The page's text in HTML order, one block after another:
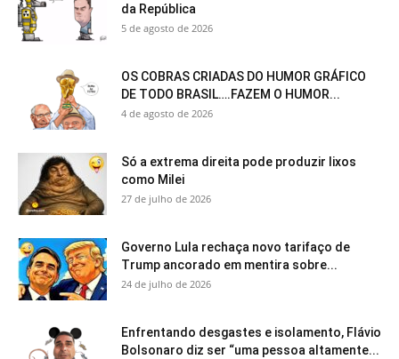
da República
5 de agosto de 2026
OS COBRAS CRIADAS DO HUMOR GRÁFICO
DE TODO BRASIL….FAZEM O HUMOR...
4 de agosto de 2026
Só a extrema direita pode produzir lixos
como Milei
27 de julho de 2026
Governo Lula rechaça novo tarifaço de
Trump ancorado em mentira sobre...
24 de julho de 2026
Enfrentando desgastes e isolamento, Flávio
Bolsonaro diz ser “uma pessoa altamente...